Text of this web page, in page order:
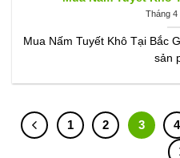
Tháng 4
Mua Nấm Tuyết Khô Tại Bắc
sản
1 2 3 4